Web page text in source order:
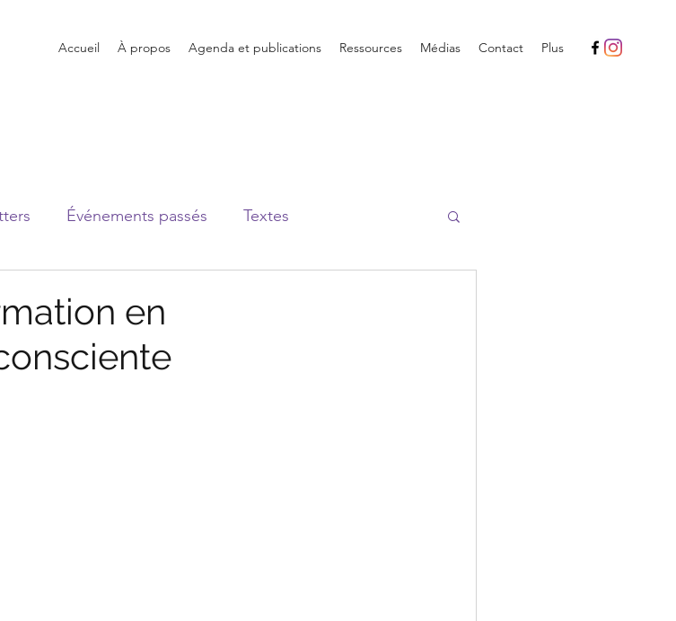
Accueil À propos Agenda et publications Ressources Médias Contact Plus
Événements passés Textes
en